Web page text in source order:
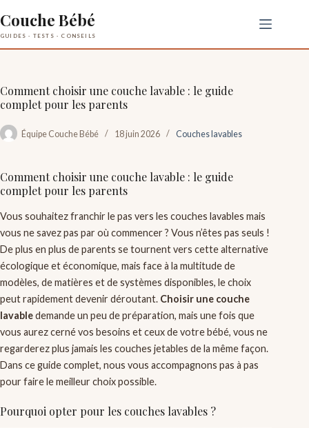
au
contenu
Couche Bébé
Comment choisir une couche lavable : le guide
complet pour les parents
Équipe Couche Bébé 18 juin 2026 Couches lavables
Comment choisir une couche lavable : le guide
complet pour les parents
Vous souhaitez franchir le pas vers les couches lavables mais
vous ne savez pas par où commencer ? Vous n’êtes pas seuls !
De plus en plus de parents se tournent vers cette alternative
écologique et économique, mais face à la multitude de
modèles, de matières et de systèmes disponibles, le choix
peut rapidement devenir déroutant. Choisir une couche
lavabledemande un peu de préparation, mais une fois que
vous aurez cerné vos besoins et ceux de votre bébé, vous ne
regarderez plus jamais les couches jetables de la même façon.
Dans ce guide complet, nous vous accompagnons pas à pas
pour faire le meilleur choix possible.
Pourquoi opter pour les couches lavables ?